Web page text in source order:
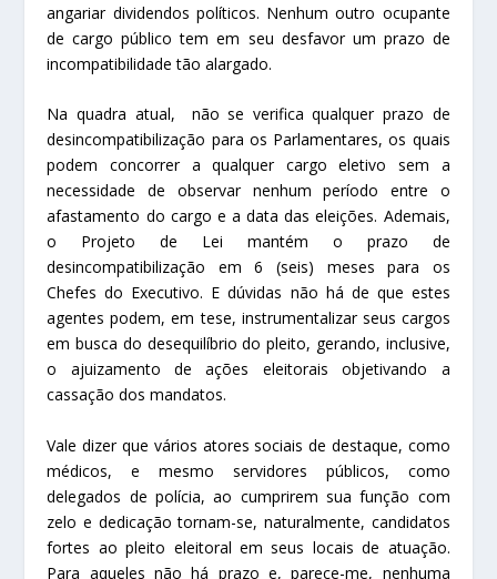
angariar dividendos políticos. Nenhum outro ocupante
de cargo público tem em seu desfavor um prazo de
incompatibilidade tão alargado.
Na quadra atual, não se verifica qualquer prazo de
desincompatibilização para os Parlamentares, os quais
podem concorrer a qualquer cargo eletivo sem a
necessidade de observar nenhum período entre o
afastamento do cargo e a data das eleições. Ademais,
o Projeto de Lei mantém o prazo de
desincompatibilização em 6 (seis) meses para os
Chefes do Executivo. E dúvidas não há de que estes
agentes podem, em tese, instrumentalizar seus cargos
em busca do desequilíbrio do pleito, gerando, inclusive,
o ajuizamento de ações eleitorais objetivando a
cassação dos mandatos.
Vale dizer que vários atores sociais de destaque, como
médicos, e mesmo servidores públicos, como
delegados de polícia, ao cumprirem sua função com
zelo e dedicação tornam-se, naturalmente, candidatos
fortes ao pleito eleitoral em seus locais de atuação.
Para aqueles não há prazo e, parece-me, nenhuma